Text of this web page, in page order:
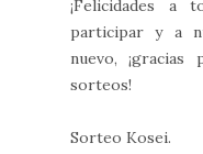
¡Felicidades a
participar y a
nuevo,
sorteos!
Sorteo Kosei.